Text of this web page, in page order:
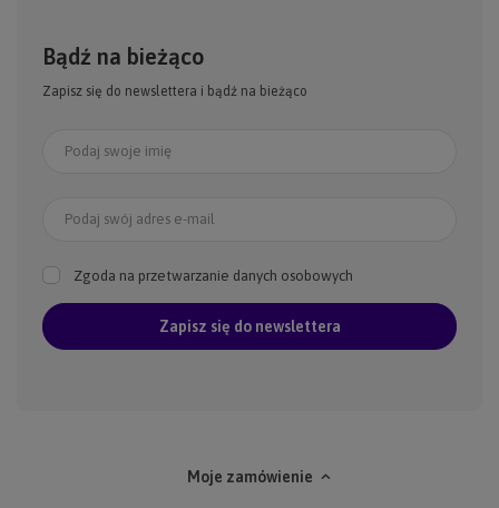
Bądź na bieżąco
Zapisz się do newslettera i bądź na bieżąco
Podaj swoje imię
Podaj swój adres e-mail
Zgoda na przetwarzanie danych osobowych
Zapisz się do newslettera
Moje zamówienie